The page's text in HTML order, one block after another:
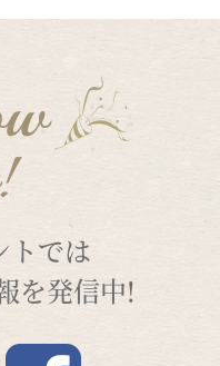
トでは
を発信中!